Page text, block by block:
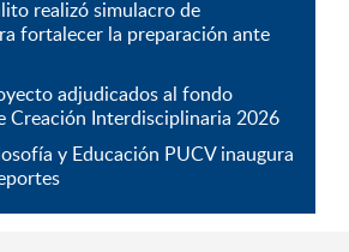
realizó simulacro de
fortalecer la preparación ante
adjudicados al fondo
Creación Interdisciplinaria 2026
y Educación PUCV inaugura